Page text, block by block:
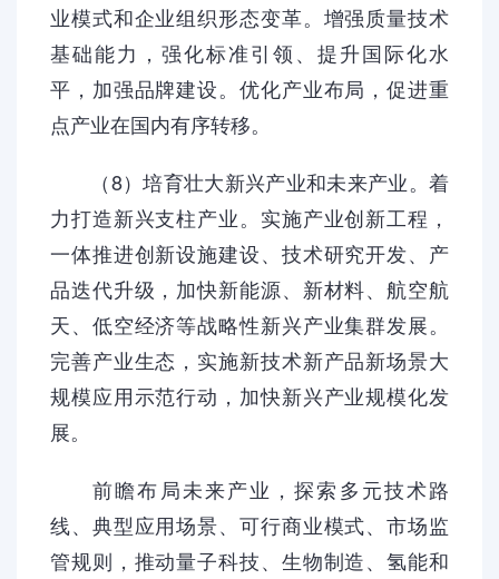
业模式和企业组织形态变革。增强质量技术
基础能力，强化标准引领、提升国际化水
平，加强品牌建设。优化产业布局，促进重
点产业在国内有序转移。
（8）培育壮大新兴产业和未来产业。着
力打造新兴支柱产业。实施产业创新工程，
一体推进创新设施建设、技术研究开发、产
品迭代升级，加快新能源、新材料、航空航
天、低空经济等战略性新兴产业集群发展。
完善产业生态，实施新技术新产品新场景大
规模应用示范行动，加快新兴产业规模化发
展。
前瞻布局未来产业，探索多元技术路
线、典型应用场景、可行商业模式、市场监
管规则，推动量子科技、生物制造、氢能和